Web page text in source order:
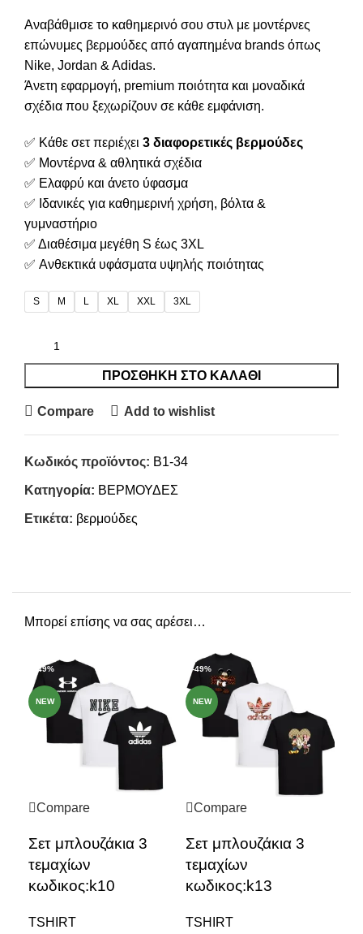
Αναβάθμισε το καθημερινό σου στυλ με μοντέρνες
επώνυμες βερμούδες από αγαπημένα brands όπως
Nike, Jordan & Adidas.
Άνετη εφαρμογή, premium ποιότητα και μοναδικά
σχέδια που ξεχωρίζουν σε κάθε εμφάνιση.
✅ Κάθε σετ περιέχει 3 διαφορετικές βερμούδες
✅ Μοντέρνα & αθλητικά σχέδια
✅ Ελαφρύ και άνετο ύφασμα
✅ Ιδανικές για καθημερινή χρήση, βόλτα &
γυμναστήριο
✅ Διαθέσιμα μεγέθη S έως 3XL
✅ Ανθεκτικά υφάσματα υψηλής ποιότητας
S M L XL XXL 3XL
ΠΡΟΣΘΉΚΗ ΣΤΟ ΚΑΛΆΘΙ
Compare Add to wishlist
Κωδικός προϊόντος: B1-34
Κατηγορία: ΒΕΡΜΟΥΔΕΣ
Ετικέτα: βερμούδες
Μπορεί επίσης να σας αρέσει…
-49%
NEW
Compare
Σετ μπλουζάκια 3
τεμαχίων
κωδικος:k10
TSHIRT
-49%
NEW
Compare
Σετ μπλουζάκια 3
τεμαχίων
κωδικος:k13
TSHIRT